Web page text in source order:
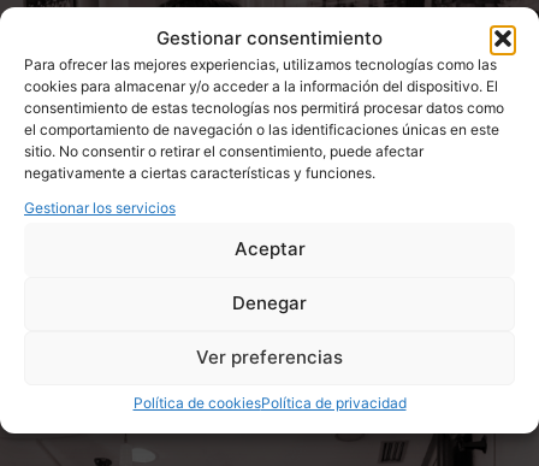
Gestionar consentimiento
Para ofrecer las mejores experiencias, utilizamos tecnologías como las
cookies para almacenar y/o acceder a la información del dispositivo. El
consentimiento de estas tecnologías nos permitirá procesar datos como
el comportamiento de navegación o las identificaciones únicas en este
sitio. No consentir o retirar el consentimiento, puede afectar
negativamente a ciertas características y funciones.
Gestionar los servicios
Aceptar
Denegar
Ver preferencias
Política de cookiesPolítica de privacidad